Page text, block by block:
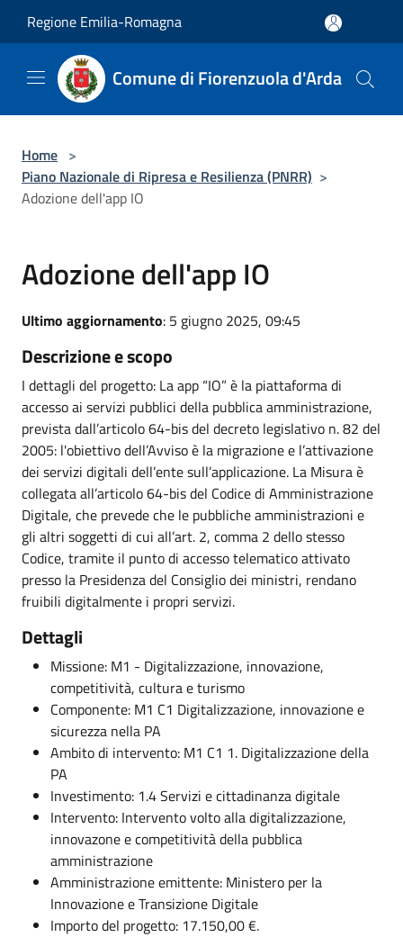
Regione Emilia-Romagna
Comune di Fiorenzuola d'Arda
Home >
Piano Nazionale di Ripresa e Resilienza (PNRR) >
Adozione dell'app IO
Adozione dell'app IO
Ultimo aggiornamento: 5 giugno 2025, 09:45
Descrizione e scopo
I dettagli del progetto: La app “IO” è la piattaforma di
accesso ai servizi pubblici della pubblica amministrazione,
prevista dall’articolo 64-bis del decreto legislativo n. 82 del
2005: l'obiettivo dell’Avviso è la migrazione e l’attivazione
dei servizi digitali dell’ente sull’applicazione. La Misura è
collegata all’articolo 64-bis del Codice di Amministrazione
Digitale, che prevede che le pubbliche amministrazioni e
gli altri soggetti di cui all’art. 2, comma 2 dello stesso
Codice, tramite il punto di accesso telematico attivato
presso la Presidenza del Consiglio dei ministri, rendano
fruibili digitalmente i propri servizi.
Dettagli
Missione: M1 - Digitalizzazione, innovazione,
competitività, cultura e turismo
Componente: M1 C1 Digitalizzazione, innovazione e
sicurezza nella PA
Ambito di intervento: M1 C1 1. Digitalizzazione della
PA
Investimento: 1.4 Servizi e cittadinanza digitale
Intervento: Intervento volto alla digitalizzazione,
innovazone e competitività della pubblica
amministrazione
Amministrazione emittente: Ministero per la
Innovazione e Transizione Digitale
Importo del progetto: 17.150,00 €.